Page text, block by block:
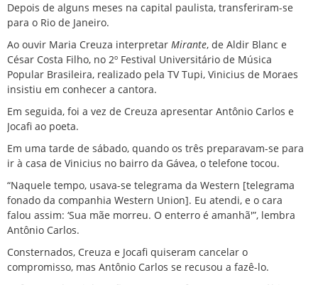
Depois de alguns meses na capital paulista, transferiram-se
para o Rio de Janeiro.
Ao ouvir Maria Creuza interpretar Mirante, de Aldir Blanc e
César Costa Filho, no 2º Festival Universitário de Música
Popular Brasileira, realizado pela TV Tupi, Vinicius de Moraes
insistiu em conhecer a cantora.
Em seguida, foi a vez de Creuza apresentar Antônio Carlos e
Jocafi ao poeta.
Em uma tarde de sábado, quando os três preparavam-se para
ir à casa de Vinicius no bairro da Gávea, o telefone tocou.
“Naquele tempo, usava-se telegrama da Western [telegrama
fonado da companhia Western Union]. Eu atendi, e o cara
falou assim: ‘Sua mãe morreu. O enterro é amanhã'”, lembra
Antônio Carlos.
Consternados, Creuza e Jocafi quiseram cancelar o
compromisso, mas Antônio Carlos se recusou a fazê-lo.